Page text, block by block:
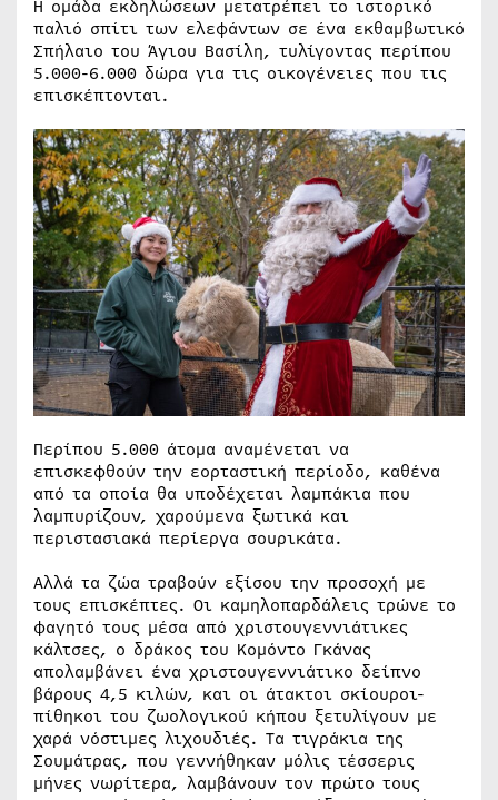
Η ομάδα εκδηλώσεων μετατρέπει το ιστορικό
παλιό σπίτι των ελεφάντων σε ένα εκθαμβωτικό
Σπήλαιο του Άγιου Βασίλη, τυλίγοντας περίπου
5.000-6.000 δώρα για τις οικογένειες που τις
επισκέπτονται.
Περίπου 5.000 άτομα αναμένεται να
επισκεφθούν την εορταστική περίοδο, καθένα
από τα οποία θα υποδέχεται λαμπάκια που
λαμπυρίζουν, χαρούμενα ξωτικά και
περιστασιακά περίεργα σουρικάτα.
Αλλά τα ζώα τραβούν εξίσου την προσοχή με
τους επισκέπτες. Οι καμηλοπαρδάλεις τρώνε το
φαγητό τους μέσα από χριστουγεννιάτικες
κάλτσες, ο δράκος του Κομόντο Γκάνας
απολαμβάνει ένα χριστουγεννιάτικο δείπνο
βάρους 4,5 κιλών, και οι άτακτοι σκίουροι-
πίθηκοι του ζωολογικού κήπου ξετυλίγουν με
χαρά νόστιμες λιχουδιές. Τα τιγράκια της
Σουμάτρας, που γεννήθηκαν μόλις τέσσερις
μήνες νωρίτερα, λαμβάνουν τον πρώτο τους